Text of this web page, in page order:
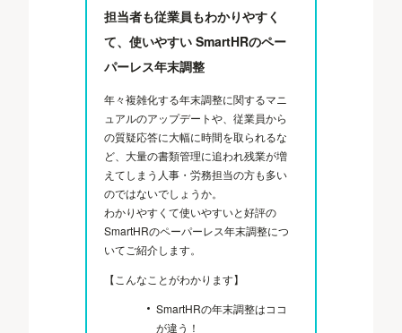
担当者も従業員もわかりやすく
て、使いやすい SmartHRのペー
パーレス年末調整
年々複雑化する年末調整に関するマニ
ュアルのアップデートや、従業員から
の質疑応答に大幅に時間を取られるな
ど、大量の書類管理に追われ残業が増
えてしまう人事・労務担当の方も多い
のではないでしょうか。
わかりやすくて使いやすいと好評の
SmartHRのペーパーレス年末調整につ
いてご紹介します。
【こんなことがわかります】
SmartHRの年末調整はココ
が違う！